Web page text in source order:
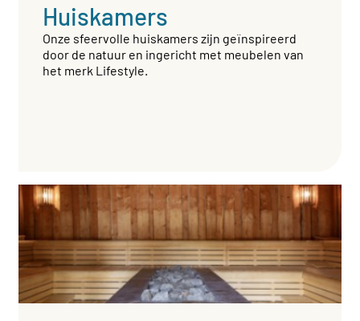
Huiskamers
Onze sfeervolle huiskamers zijn geïnspireerd
door de natuur en ingericht met meubelen van
het merk Lifestyle.